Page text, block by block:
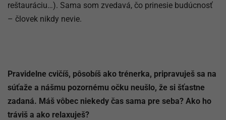
reštauráciu…). Sama som zvedavá, čo prinesie budúcnosť
– človek nikdy nevie.
Pravidelne cvičíš, pôsobíš ako trénerka, pripravuješ sa na
súťaže a nášmu pozornému očku neušlo, že si šťastne
zadaná. Máš vôbec niekedy čas sama pre seba? Ako ho
tráviš a ako relaxuješ?